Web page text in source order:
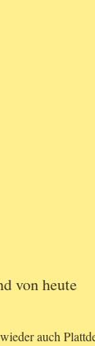
von heute
auch